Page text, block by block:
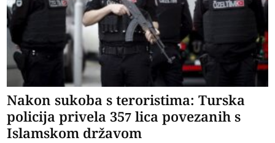
Nakon sukoba s teroristima: Turska
policija privela 357 lica povezanih s
Islamskom državom